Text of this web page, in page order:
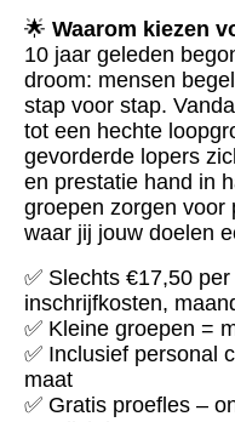
🌟 Waarom kiezen
10 jaar geleden
droom: mensen
stap voor stap.
tot een hechte
gevorderde lopers
en prestatie hand in
groepen zorgen voor
waar jij jouw doelen
✅ Slechts €17,50
inschrijfkosten,
✅ Kleine groepen =
✅ Inclusief personal
maat
✅ Gratis proefles –